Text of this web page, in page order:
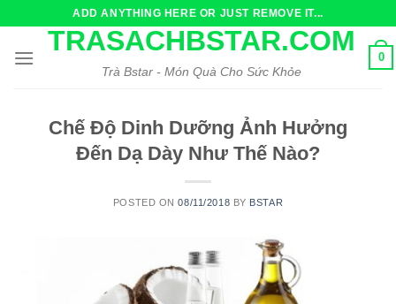
content
ADD ANYTHING HERE OR JUST REMOVE IT...
TRASACHBSTAR.COM
Trà Bstar - Món Quà Cho Sức Khỏe
0
Chế Độ Dinh Dưỡng Ảnh Hưởng
Đến Dạ Dày Như Thế Nào?
POSTED ON08/11/2018 BY BSTAR